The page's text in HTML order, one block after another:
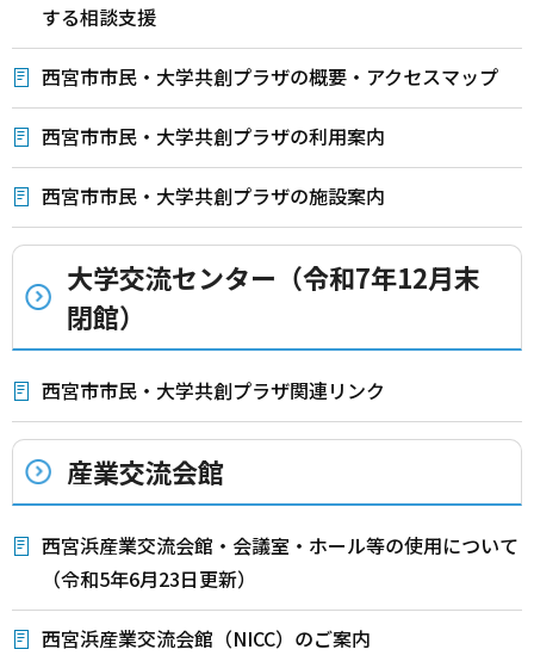
する相談支援
西宮市市民・大学共創プラザの概要・アクセスマップ
西宮市市民・大学共創プラザの利用案内
西宮市市民・大学共創プラザの施設案内
大学交流センター（令和7年12月末
閉館）
西宮市市民・大学共創プラザ関連リンク
産業交流会館
西宮浜産業交流会館・会議室・ホール等の使用について
（令和5年6月23日更新）
西宮浜産業交流会館（NICC）のご案内